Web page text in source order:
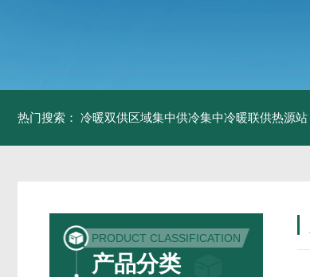
热门搜索： 冷暖双供区域集中供冷集中冷暖联供热源站
PRODUCT CLASSIFICATION
产品分类